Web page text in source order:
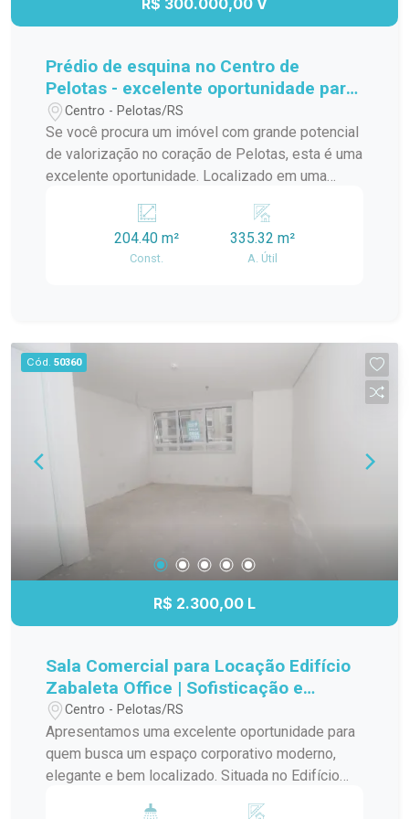
R$ 300.000,00 V
Prédio de esquina no Centro de
Pelotas - excelente oportunidade para
investidores e construtores.
Centro - Pelotas/RS
Se você procura um imóvel com grande potencial
de valorização no coração de Pelotas, esta é uma
excelente oportunidade. Localizado em uma
prédio é ideal para quem deseja realizar uma
reforma completa ou desenvolver um novo
empreendimento por meio da demolição da
para projetos residenciais, comerciais ou de uso
misto, conforme a viabilidade urbanística.
Centro de Pelotas; Imóvel de esquina, com
excelente visibilidade; Ideal para reforma total ou
novo empreendimento; Excelente oportunidade
de investimento em uma das regiões mais
valorizadas da cidade. Entre em contato para
todo o potencial deste imóvel e transforme este
endereço em um grande investimento.
204.40 m²
Const.
335.32 m²
A. Útil
Cód. 50360
R$ 2.300,00 L
Sala Comercial para Locação Edifício
Zabaleta Office | Sofisticação e
Localização Estratégica
Centro - Pelotas/RS
Apresentamos uma excelente oportunidade para
quem busca um espaço corporativo moderno,
elegante e bem localizado. Situada no Edifício